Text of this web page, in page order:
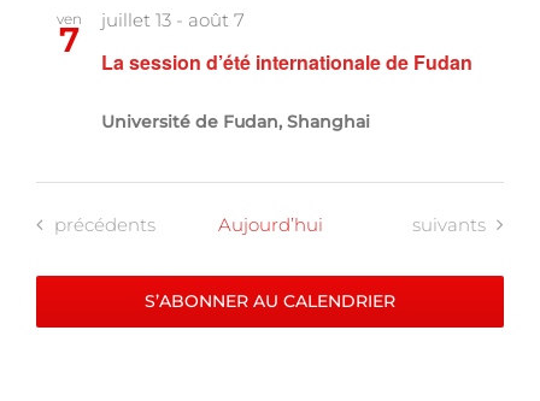
ven
7
La session d’été internationale de Fudan
juillet 13 - août 7
Université de Fudan, Shanghai
Programmes
précédents Aujourd’hui Programmes
suivants
S’ABONNER AU CALENDRIER